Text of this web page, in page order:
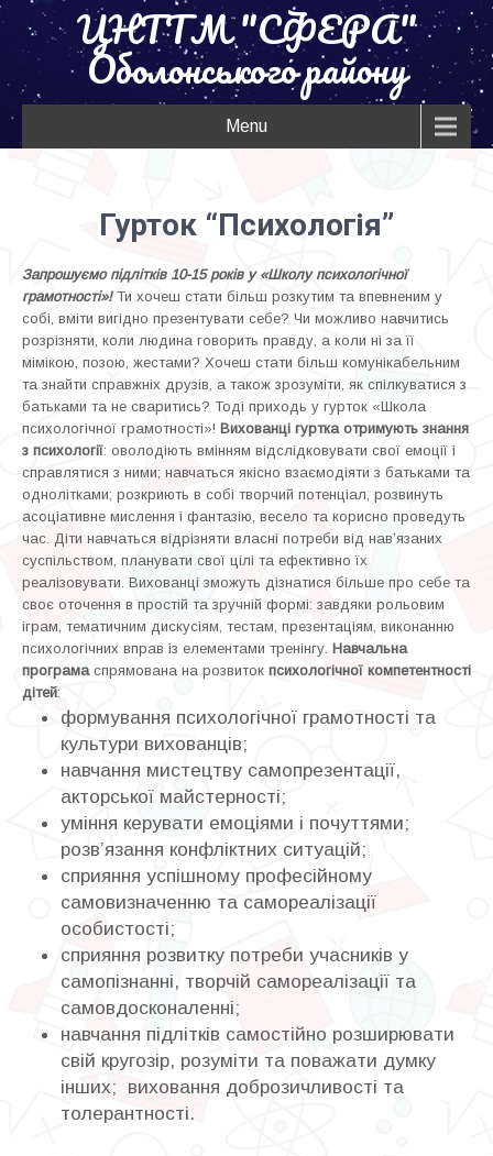
ЦНТТМ "СФЕРА"
Оболонського району
Menu
Гурток “Психологія”
Запрошуємо підлітків 10-15 років у «Школу психологічної
грамотності»!Ти хочеш стати більш розкутим та впевненим у
собі, вміти вигідно презентувати себе? Чи можливо навчитись
розрізняти, коли людина говорить правду, а коли ні за її
мімікою, позою, жестами? Хочеш стати більш комунікабельним
та знайти справжніх друзів, а також зрозуміти, як спілкуватися з
батьками та не сваритись? Тоді приходь у гурток «Школа
психологічної грамотності»! Вихованці гуртка отримують знання
з психології: оволодіють вмінням відслідковувати свої емоції і
справлятися з ними; навчаться якісно взаємодіяти з батьками та
однолітками; розкриють в собі творчий потенціал, розвинуть
асоціативне мислення і фантазію, весело та корисно проведуть
час. Діти навчаться відрізняти власні потреби від нав’язаних
суспільством, планувати свої цілі та ефективно їх
реалізовувати. Вихованці зможуть дізнатися більше про себе та
своє оточення в простій та зручній формі: завдяки рольовим
іграм, тематичним дискусіям, тестам, презентаціям, виконанню
психологічних вправ із елементами тренінгу. Навчальна
програмаспрямована на розвиток психологічної компетентності
дітей:
формування психологічної грамотності та
культури вихованців;
навчання мистецтву самопрезентації,
акторської майстерності;
уміння керувати емоціями і почуттями;
розв’язання конфліктних ситуацій;
сприяння успішному професійному
самовизначенню та самореалізації
особистості;
сприяння розвитку потреби учасників у
самопізнанні, творчій самореалізації та
самовдосконаленні;
навчання підлітків самостійно розширювати
свій кругозір, розуміти та поважати думку
інших; виховання доброзичливості та
толерантності.